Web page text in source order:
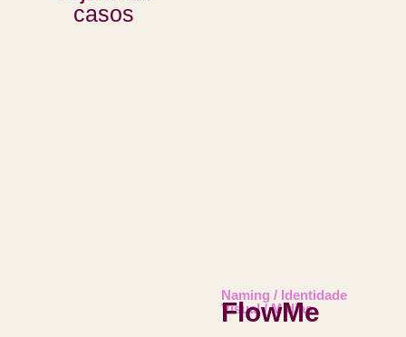
casos
Naming / Identidade
Visual / Mídias
FlowMe